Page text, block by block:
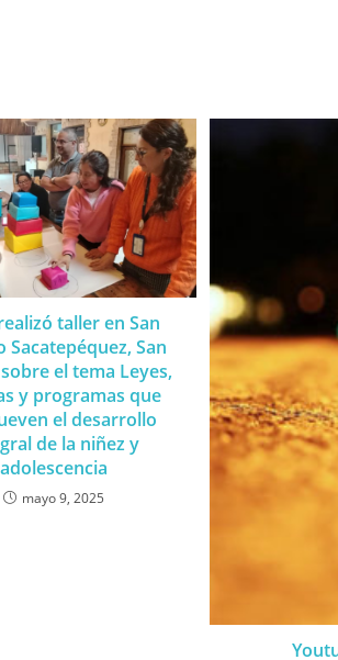
taller en San
Sacatepéquez, San
el tema Leyes,
y programas que
el desarrollo
de la niñez y
adolescencia
mayo 9, 2025